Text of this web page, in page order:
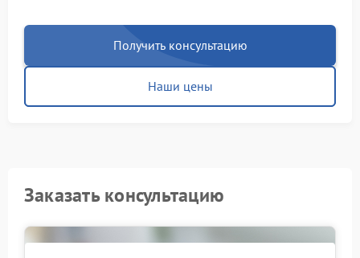
Получить консультацию
Наши цены
Заказать консультацию